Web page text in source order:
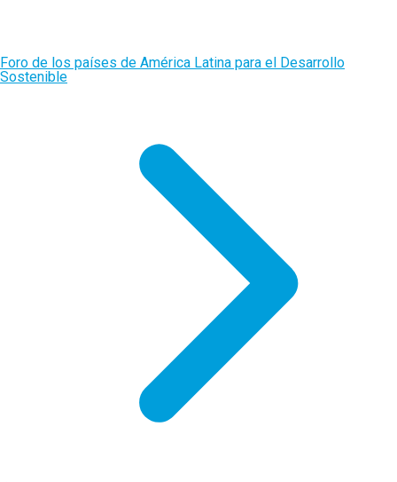
Foro de los países de América Latina para el Desarrollo
Sostenible